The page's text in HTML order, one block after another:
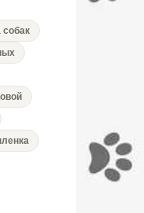
собак